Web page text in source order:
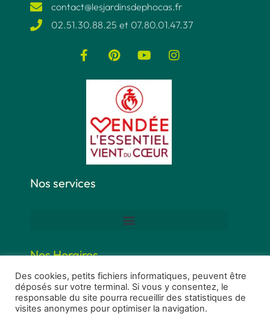
contact@lesjardinsdephocas.fr​
02.51.30.88.25 et 07.80.01.47.37​
Nos services
Nos Horaires
Des cookies, petits fichiers informatiques, peuvent être
déposés sur votre terminal. Si vous y consentez, le
responsable du site pourra recueillir des statistiques de
visites anonymes pour optimiser la navigation.